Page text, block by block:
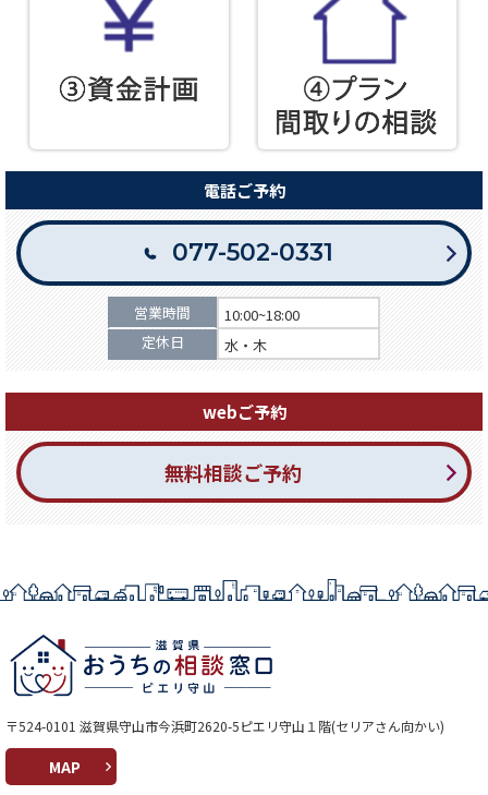
電話ご予約
077-502-0331
営業時間
10:00~18:00
定休日
水・木
webご予約
無料相談ご予約
〒524-0101 滋賀県守山市今浜町2620-5ピエリ守山１階(セリアさん向かい)
MAP